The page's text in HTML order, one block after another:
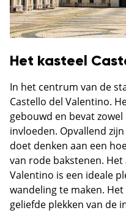
Het kasteel
In het centrum van de
Castello del Valentino.
gebouwd en bevat
invloeden. Opvallend
doet denken aan een
van rode bakstenen.
Valentino is een ideale
wandeling te maken.
geliefde plekken van de